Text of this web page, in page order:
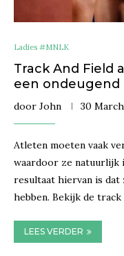
Ladies #MNLK
Track And Field
een ondeugend
door John 30
Atleten moeten vaak
waardoor ze natuurlijk
resultaat hiervan is dat
hebben. Bekijk de
LEES VERDER